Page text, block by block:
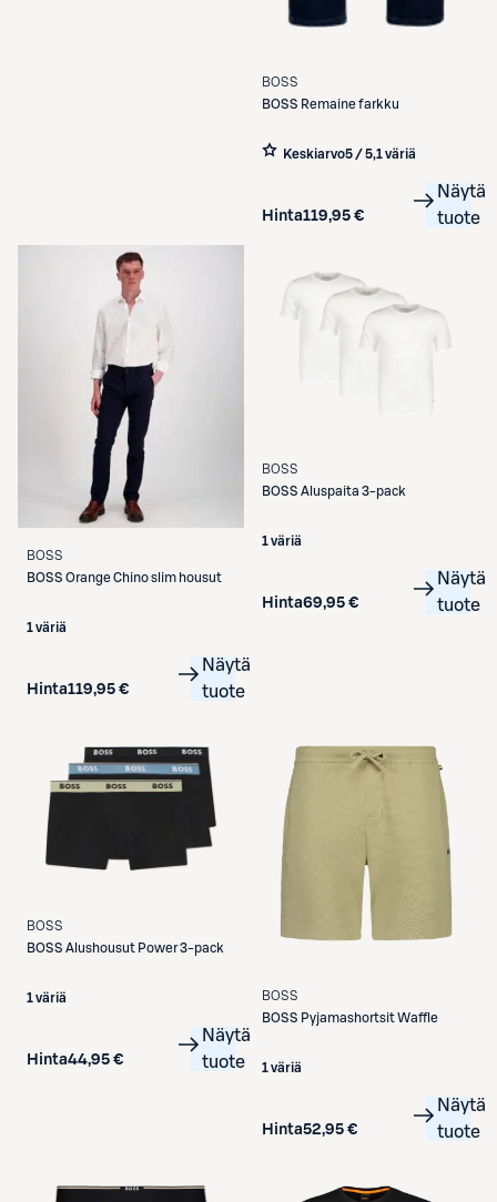
BOSS
BOSS Remaine farkku
Keskiarvo5 / 5,1 väriä
Hinta119,95 €
Näytä
tuote
BOSS
BOSS Orange Chino slim housut
1 väriä
Hinta119,95 €
Näytä
tuote
BOSS
BOSS Aluspaita 3-pack
1 väriä
Hinta69,95 €
Näytä
tuote
BOSS
BOSS Alushousut Power 3-pack
1 väriä
Hinta44,95 €
Näytä
tuote
BOSS
BOSS Pyjamashortsit Waffle
1 väriä
Hinta52,95 €
Näytä
tuote